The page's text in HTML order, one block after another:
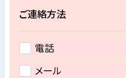
ご連絡方法
電話
メール